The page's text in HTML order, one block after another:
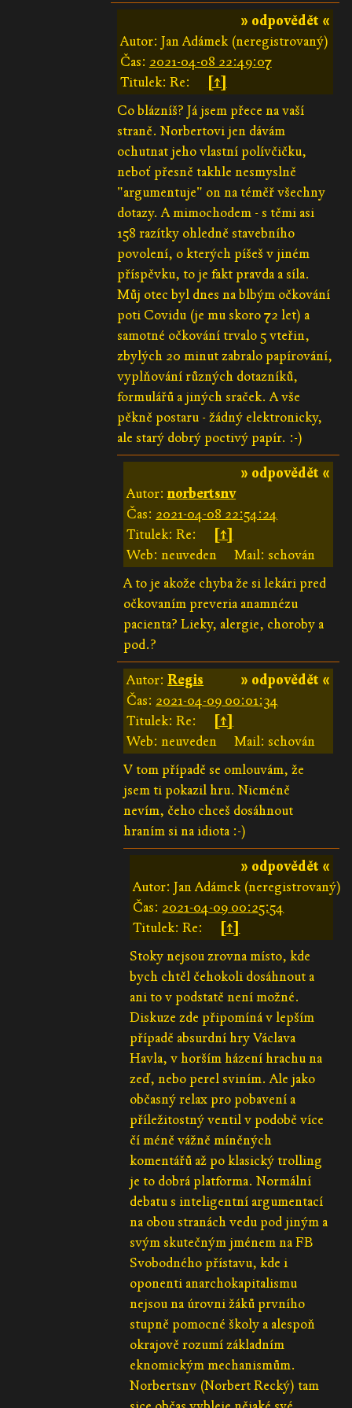
» odpovědět «
Autor: Jan Adámek (neregistrovaný)
Čas: 2021-04-08 22:49:07
Titulek: Re:
[↑]
Co blázníš? Já jsem přece na vaší
straně. Norbertovi jen dávám
ochutnat jeho vlastní polívčičku,
neboť přesně takhle nesmyslně
"argumentuje" on na téměř všechny
dotazy. A mimochodem - s těmi asi
158 razítky ohledně stavebního
povolení, o kterých píšeš v jiném
příspěvku, to je fakt pravda a síla.
Můj otec byl dnes na blbým očkování
poti Covidu (je mu skoro 72 let) a
samotné očkování trvalo 5 vteřin,
zbylých 20 minut zabralo papírování,
vyplňování různých dotazníků,
formulářů a jiných sraček. A vše
pěkně postaru - žádný elektronicky,
ale starý dobrý poctivý papír. :-)
» odpovědět «
Autor:norbertsnv
Čas: 2021-04-08 22:54:24
Titulek: Re:
[↑]
Web: neuveden
Mail: schován
A to je akože chyba že si lekári pred
očkovaním preveria anamnézu
pacienta? Lieky, alergie, choroby a
pod.?
» odpovědět «
Autor:Regis
Čas: 2021-04-09 00:01:34
Titulek: Re:
[↑]
Web: neuveden
Mail: schován
V tom případě se omlouvám, že
jsem ti pokazil hru. Nicméně
nevím, čeho chceš dosáhnout
hraním si na idiota :-)
» odpovědět «
Autor: Jan Adámek (neregistrovaný)
Čas: 2021-04-09 00:25:54
Titulek: Re:
[↑]
Stoky nejsou zrovna místo, kde
bych chtěl čehokoli dosáhnout a
ani to v podstatě není možné.
Diskuze zde připomíná v lepším
případě absurdní hry Václava
Havla, v horším házení hrachu na
zeď, nebo perel sviním. Ale jako
občasný relax pro pobavení a
příležitostný ventil v podobě více
čí méně vážně míněných
komentářů až po klasický trolling
je to dobrá platforma. Normální
debatu s inteligentní argumentací
na obou stranách vedu pod jiným a
svým skutečným jménem na FB
Svobodného přístavu, kde i
oponenti anarchokapitalismu
nejsou na úrovni žáků prvního
stupně pomocné školy a alespoň
okrajově rozumí základním
eknomickým mechanismům.
Norbertsnv (Norbert Recký) tam